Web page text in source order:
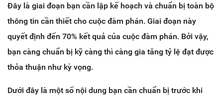
Đây là giai đoạn bạn cần lập kế hoạch và chuẩn bị toàn bộ
thông tin cần thiết cho cuộc đàm phán. Giai đoạn này
quyết định đến 70% kết quả của cuộc đàm phán. Bởi vậy,
bạn càng chuẩn bị kỹ càng thì càng gia tăng tỷ lệ đạt được
thỏa thuận như kỳ vọng.
Dưới đây là một số nội dung bạn cần chuẩn bị trước khi